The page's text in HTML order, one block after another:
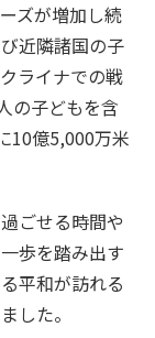
ズが増加し続
近隣諸国の子
ライナでの戦
の子どもを含
10億5,000万米
ごせる時間や
歩を踏み出す
平和が訪れる
した。